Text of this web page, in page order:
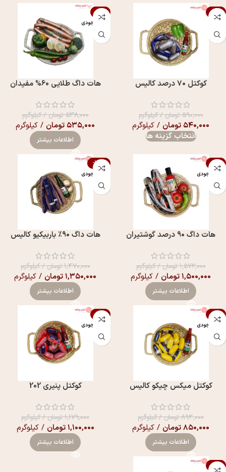
-8%
کوکتل ۷۰ درصد کالیس
۵۹۰,۰۰۰تومان/ کیلوگرم
۵۴۰,۰۰۰ تومان / کیلوگرم
انتخاب گزینه ها
-1%
اتمام موجودی
هات داگ طلايی 60% مفيدان
۵۳۸,۰۰۰تومان/ کیلوگرم
۵۳۵,۰۰۰ تومان / کیلوگرم
اطلاعات بیشتر
-5%
اتمام موجودی
هات داگ ۹۰ درصد گوشتیران
۱,۵۷۲,۰۰۰تومان/ کیلوگرم
۱,۵۰۰,۰۰۰تومان / کیلوگرم
اطلاعات بیشتر
-100%
اتمام موجودی
هات داگ ۹۰٪ باربیکیو کالیس
۱,۴۷۰,۰۰۰تومان/ کیلوگرم
۱,۳۵۰,۰۰۰تومان / کیلوگرم
اطلاعات بیشتر
-5%
اتمام موجودی
کوکتل میکس چیکو کالیس
۸۹۴,۰۰۰تومان/ کیلوگرم
۸۵۰,۰۰۰تومان / کیلوگرم
اطلاعات بیشتر
-7%
اتمام موجودی
کوکتل پنیری 202
۱,۱۷۹,۰۰۰تومان/ کیلوگرم
۱,۱۰۰,۰۰۰تومان / کیلوگرم
اطلاعات بیشتر
-11%